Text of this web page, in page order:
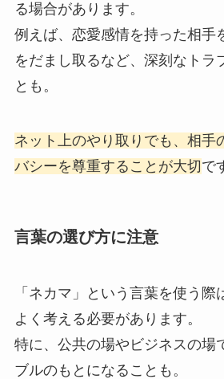
る場合があります。
例えば、恋愛感情を持った相手
をだまし取るなど、深刻なトラ
とも。
ネット上のやり取りでも、相手
バシーを尊重することが大切 で
言葉の選び方に注意
「ネカマ」という言葉を使う際
よく考える必要があります。
特に、公共の場やビジネスの場
ブルのもとになることも。